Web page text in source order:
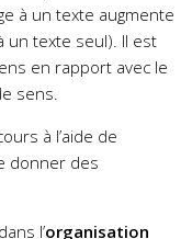
à un texte augmente
un texte seul). Il est
en rapport avec le
sens.
à l’aide de
donner des
l’organisation